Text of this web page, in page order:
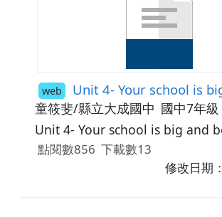
web Unit 4- Your school is big
童筱斐/縣立大成國中 國中7年級
Unit 4- Your school is big and
點閱數856 下載數13
修改日期